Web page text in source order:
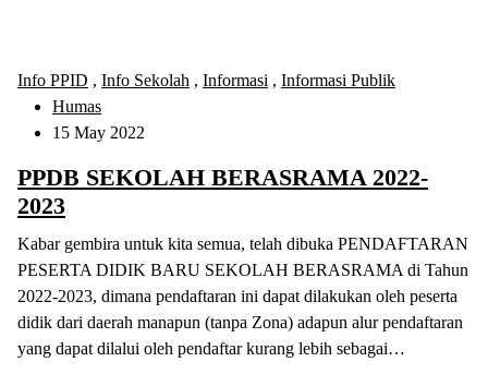
Info PPID , Info Sekolah , Informasi , Informasi Publik
Humas
15 May 2022
PPDB SEKOLAH BERASRAMA 2022-
2023
Kabar gembira untuk kita semua, telah dibuka PENDAFTARAN
PESERTA DIDIK BARU SEKOLAH BERASRAMA di Tahun
2022-2023, dimana pendaftaran ini dapat dilakukan oleh peserta
didik dari daerah manapun (tanpa Zona) adapun alur pendaftaran
yang dapat dilalui oleh pendaftar kurang lebih sebagai…